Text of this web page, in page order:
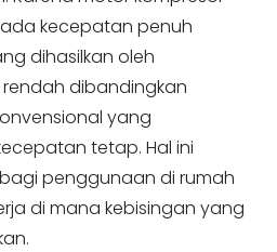
kecepatan penuh
dihasilkan oleh
dibandingkan
yang
tetap. Hal ini
penggunaan di rumah
di mana kebisingan yang